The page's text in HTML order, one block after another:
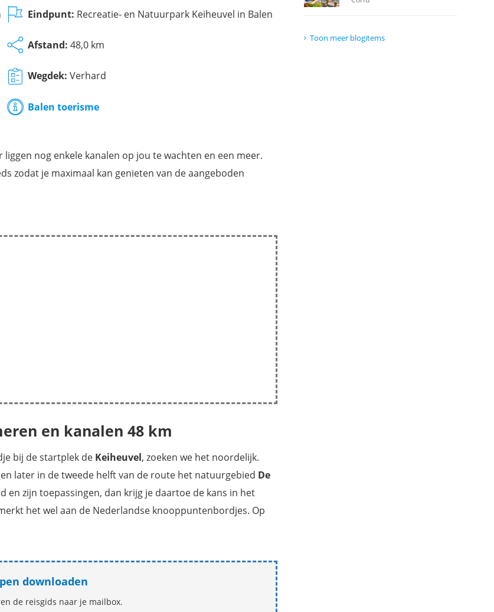
Eindpunt: Recreatie- en Natuurpark Keiheuvel in Balen
Afstand: 48,0 km
Wegdek: Verhard
Balen toerisme
liggen nog enkele kanalen op jou te wachten en een meer.
zodat je maximaal kan genieten van de aangeboden
en kanalen 48 km
bij de startplek de Keiheuvel, zoeken we het noordelijk.
en later in de tweede helft van de route het natuurgebied De
zijn toepassingen, dan krijg je daartoe de kans in het
het wel aan de Nederlandse knooppuntenbordjes. Op
downloaden
de reisgids naar je mailbox.
Toon meer blogitems